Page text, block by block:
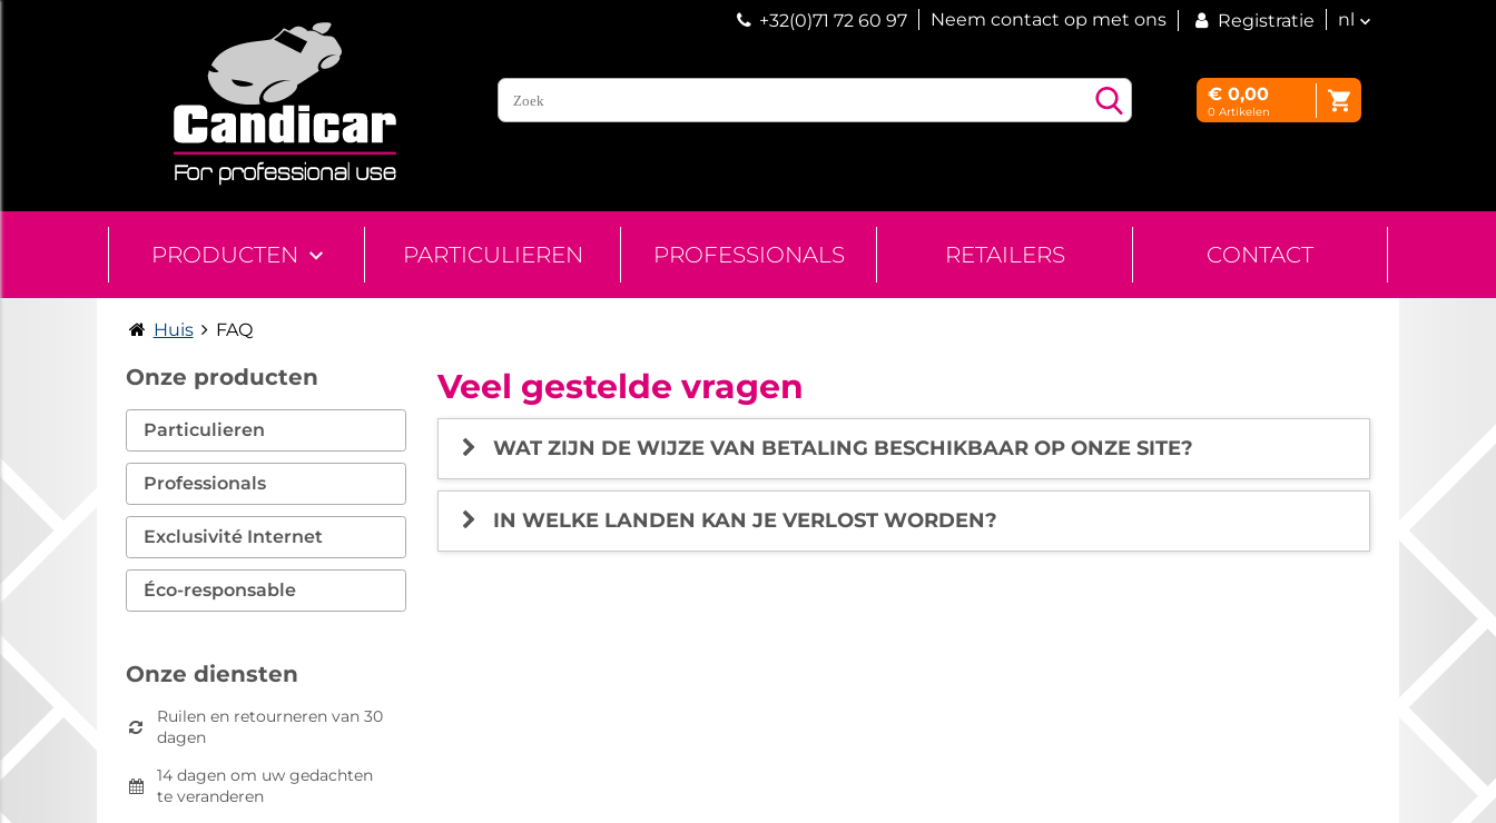
€ 0,00
0 Artikelen
nl
Registratie
Neem contact op met ons
+32(0)71 72 60 97
PRODUCTEN PARTICULIEREN PROFESSIONALS RETAILERS CONTACT
Huis FAQ
Onze producten
Particulieren
Professionals
Exclusivité Internet
Éco-responsable
Onze diensten
Ruilen en retourneren van 30
dagen
14 dagen om uw gedachten
te veranderen
Veel gestelde vragen
WAT ZIJN DE WIJZE VAN BETALING BESCHIKBAAR OP ONZE SITE?
IN WELKE LANDEN KAN JE VERLOST WORDEN?